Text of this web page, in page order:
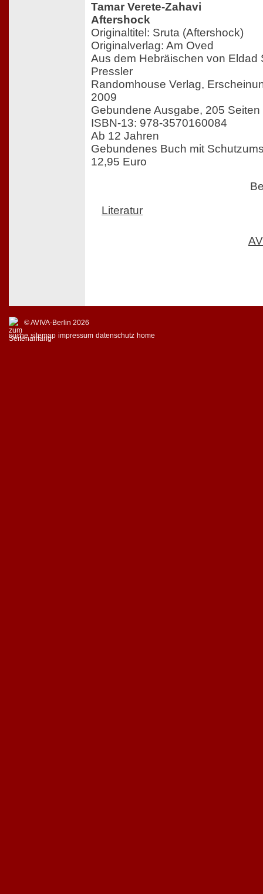
Tamar Verete-Zahavi
Aftershock
Originaltitel: Sruta (Aftershock)
Originalverlag: Am Oved
Aus dem Hebräischen von Eldad
Pressler
Randomhouse Verlag,
2009
Gebundene Ausgabe, 205 Seiten
ISBN-13: 978-3570160084
Ab 12 Jahren
Gebundenes Buch mit
12,95 Euro
Literatur
© AVIVA-Berlin 2026
suche sitemap impressum datenschutz home